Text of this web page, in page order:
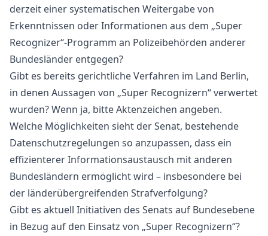
derzeit einer systematischen Weitergabe von
Erkenntnissen oder Informationen aus dem „Super
Recognizer“-Programm an Polizeibehörden anderer
Bundesländer entgegen?
Gibt es bereits gerichtliche Verfahren im Land Berlin,
in denen Aussagen von „Super Recognizern“ verwertet
wurden? Wenn ja, bitte Aktenzeichen angeben.
Welche Möglichkeiten sieht der Senat, bestehende
Datenschutzregelungen so anzupassen, dass ein
effizienterer Informationsaustausch mit anderen
Bundesländern ermöglicht wird – insbesondere bei
der länderübergreifenden Strafverfolgung?
Gibt es aktuell Initiativen des Senats auf Bundesebene
in Bezug auf den Einsatz von „Super Recognizern“?